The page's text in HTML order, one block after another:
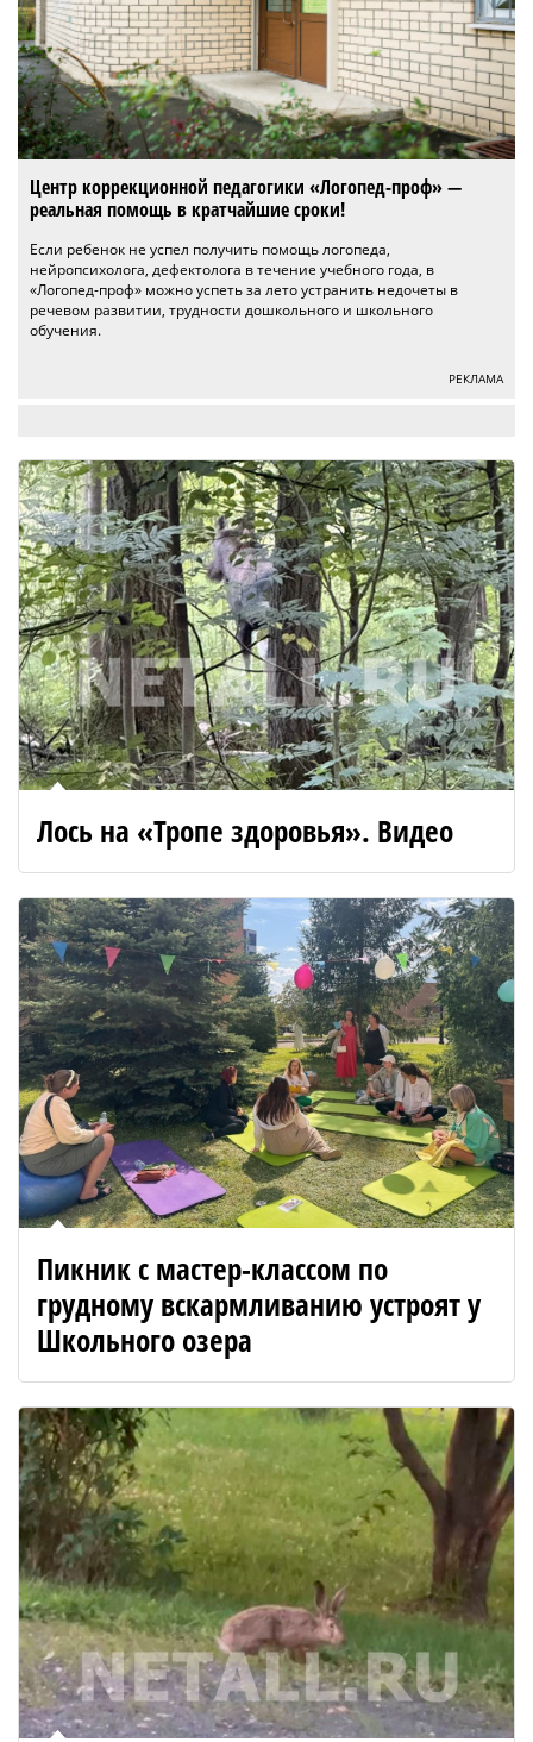
Центр коррекционной педагогики «Логопед-проф» —
реальная помощь в кратчайшие сроки!
Если ребенок не успел получить помощь логопеда,
нейропсихолога, дефектолога в течение учебного года, в
«Логопед-проф» можно успеть за лето устранить недочеты в
речевом развитии, трудности дошкольного и школьного
обучения.
РЕКЛАМА
Лось на «Тропе здоровья». Видео
Пикник с мастер-классом по
грудному вскармливанию устроят у
Школьного озера